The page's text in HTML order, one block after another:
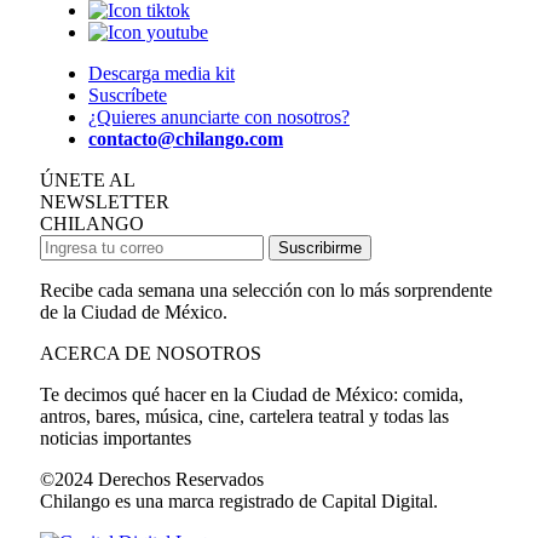
Descarga media kit
Suscríbete
¿Quieres anunciarte con nosotros?
contacto@chilango.com
ÚNETE AL
NEWSLETTER
CHILANGO
Suscribirme
Recibe cada semana una selección con lo más sorprendente
de la Ciudad de México.
ACERCA DE NOSOTROS
Te decimos qué hacer en la Ciudad de México: comida,
antros, bares, música, cine, cartelera teatral y todas las
noticias importantes
©2024 Derechos Reservados
Chilango es una marca registrado de Capital Digital.